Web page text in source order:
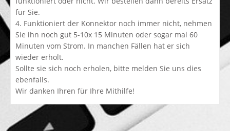
für Sie.
4. Funktioniert der Konnektor noch immer nicht, nehmen
Sie ihn noch gut 5-10x 15 Minuten oder sogar mal 60
Minuten vom Strom. In manchen Fällen hat er sich
wieder erholt.
Sollte sie sich noch erholen, bitte melden Sie uns dies
ebenfalls.
Wir danken Ihren für Ihre Mithilfe!